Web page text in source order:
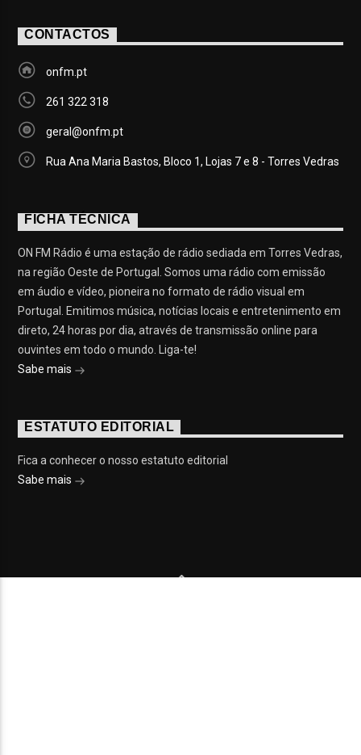
CONTACTOS
onfm.pt
261 322 318
geral@onfm.pt
Rua Ana Maria Bastos, Bloco 1, Lojas 7 e 8 - Torres Vedras
FICHA TÉCNICA
ON FM Rádio é uma estação de rádio sediada em Torres Vedras,
na região Oeste de Portugal. Somos uma rádio com emissão
em áudio e vídeo, pioneira no formato de rádio visual em
Portugal. Emitimos música, notícias locais e entretenimento em
direto, 24 horas por dia, através de transmissão online para
ouvintes em todo o mundo. Liga-te!
Sabe mais
ESTATUTO EDITORIAL
Fica a conhecer o nosso estatuto editorial
Sabe mais